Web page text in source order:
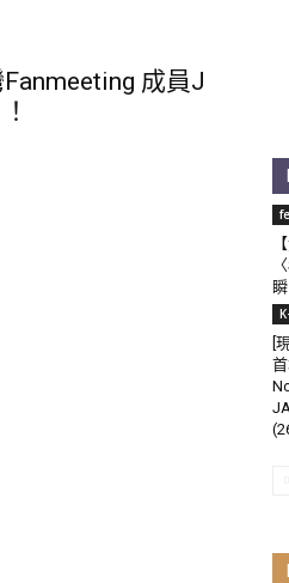
成員J
[